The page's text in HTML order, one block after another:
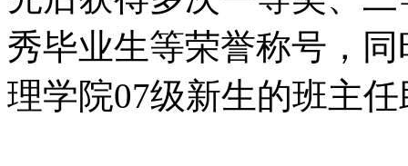
秀毕业生等荣誉称号，
理学院07级新生的班主